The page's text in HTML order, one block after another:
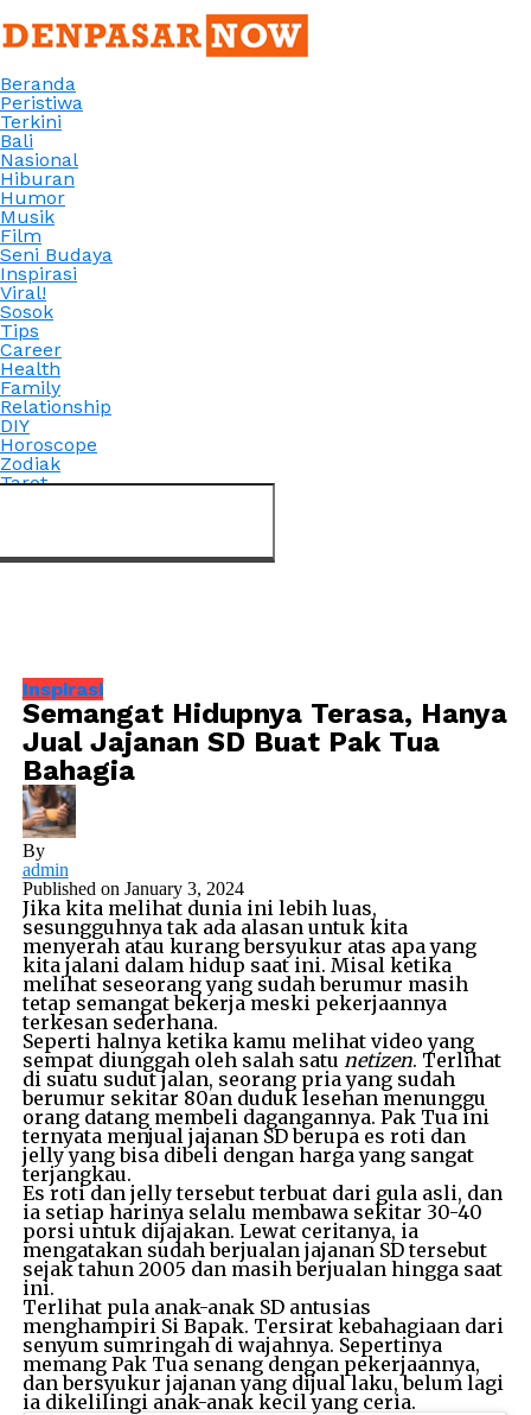
Beranda
Peristiwa
Terkini
Bali
Nasional
Hiburan
Humor
Musik
Film
Seni Budaya
Inspirasi
Viral!
Sosok
Tips
Career
Health
Family
Relationship
DIY
Horoscope
Zodiak
Tarot
Inspirasi
Semangat Hidupnya Terasa, Hanya
Jual Jajanan SD Buat Pak Tua
Bahagia
By
admin
Published on January 3, 2024
Jika kita melihat dunia ini lebih luas,
sesungguhnya tak ada alasan untuk kita
menyerah atau kurang bersyukur atas apa yang
kita jalani dalam hidup saat ini. Misal ketika
melihat seseorang yang sudah berumur masih
tetap semangat bekerja meski pekerjaannya
terkesan sederhana.
Seperti halnya ketika kamu melihat video yang
sempat diunggah oleh salah satu netizen. Terlihat
di suatu sudut jalan, seorang pria yang sudah
berumur sekitar 80an duduk lesehan menunggu
orang datang membeli dagangannya. Pak Tua ini
ternyata menjual jajanan SD berupa es roti dan
jelly yang bisa dibeli dengan harga yang sangat
terjangkau.
Es roti dan jelly tersebut terbuat dari gula asli, dan
ia setiap harinya selalu membawa sekitar 30-40
porsi untuk dijajakan. Lewat ceritanya, ia
mengatakan sudah berjualan jajanan SD tersebut
sejak tahun 2005 dan masih berjualan hingga saat
ini.
Terlihat pula anak-anak SD antusias
menghampiri Si Bapak. Tersirat kebahagiaan dari
senyum sumringah di wajahnya. Sepertinya
memang Pak Tua senang dengan pekerjaannya,
dan bersyukur jajanan yang dijual laku, belum lagi
ia dikelilingi anak-anak kecil yang ceria.